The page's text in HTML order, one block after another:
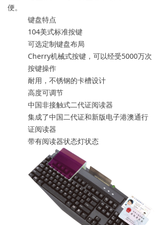
便。
键盘特点
104美式标准按键
可选定制键盘布局
Cherry机械式按键，可以经受5000万次
按键操作
耐用，不锈钢的卡槽设计
高度可调节
中国非接触式二代证阅读器
集成了中国二代证和新版电子港澳通行
证阅读器
带有阅读器状态灯状态